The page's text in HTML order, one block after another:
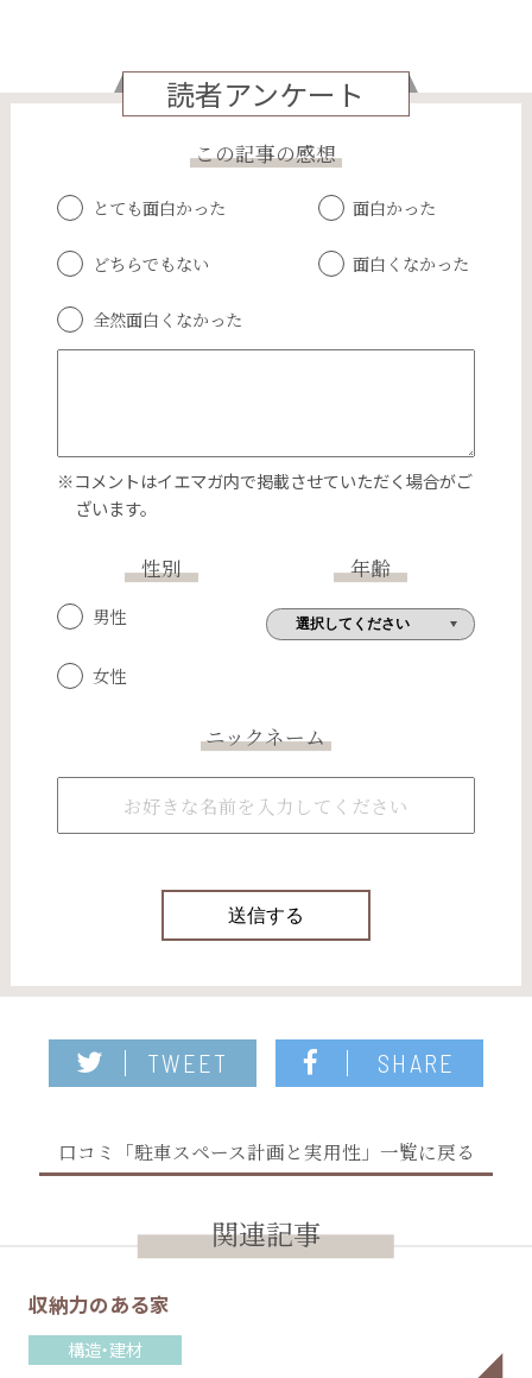
読者アンケート
この記事の感想
とても面白かった 面白かった
どちらでもない 面白くなかった
全然面白くなかった
※コメントはイエマガ内で掲載させていただく場合がご
ざいます。
性別
男性
女性
年齢
ニックネーム
TWEET SHARE
口コミ「駐車スペース計画と実用性」一覧に戻る
関連記事
収納力のある家
構造・建材